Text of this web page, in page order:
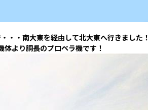
・・南大東を経由して北大東へ行きました！
体より胴長のプロペラ機です！